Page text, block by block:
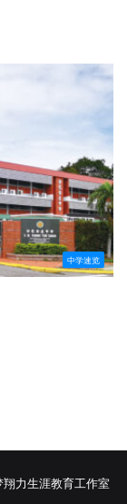
中学速览
翔力生涯教育工作室